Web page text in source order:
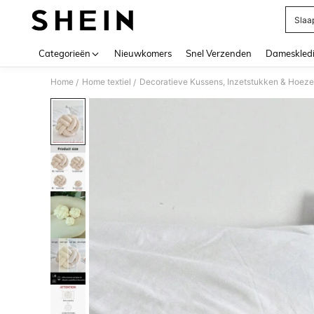
Categorieën Nieuwkomers Snel Verzenden
Home / Home textiel / Decoratieve Kussens, Inzetstukken &